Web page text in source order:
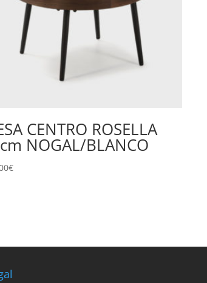
CENTRO ROSELLA
NOGAL/BLANCO
€